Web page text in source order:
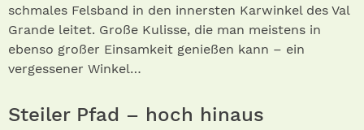
schmales Felsband in den innersten Karwinkel des Val
Grande leitet. Große Kulisse, die man meistens in
ebenso großer Einsamkeit genießen kann – ein
vergessener Winkel…
Steiler Pfad – hoch hinaus